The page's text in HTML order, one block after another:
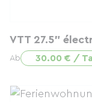
VTT 27.5"
Ab 30.00 € /